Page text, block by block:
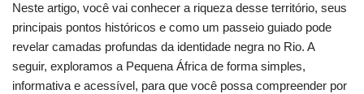
Neste artigo, você vai conhecer a riqueza desse território, seus
principais pontos históricos e como um passeio guiado pode
revelar camadas profundas da identidade negra no Rio. A
seguir, exploramos a Pequena África de forma simples,
informativa e acessível, para que você possa compreender por